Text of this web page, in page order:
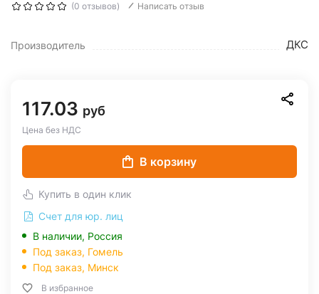
(0 отзывов) Написать отзыв
Производитель ДКС
117.03 руб
Цена без НДС
В корзину
Купить в один клик
Счет для юр. лиц
В наличии, Россия
Под заказ, Гомель
Под заказ, Минск
В избранное